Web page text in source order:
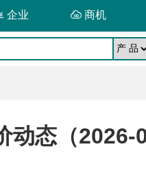
企业  商机
动态（2026-